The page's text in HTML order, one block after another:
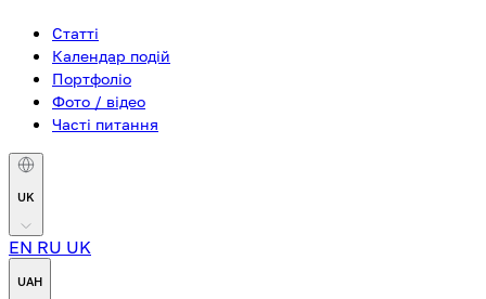
Статті
Календар подій
Портфоліо
Фото / відео
Часті питання
UK
EN RU UK
UAH